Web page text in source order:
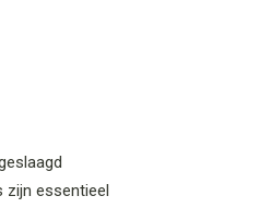
zijn essentieel